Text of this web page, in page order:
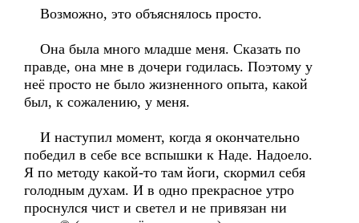
Возможно, это объяснялось просто.
Она была много младше меня. Сказать по
правде, она мне в дочери годилась. Поэтому у
неё просто не было жизненного опыта, какой
был, к сожалению, у меня.
И наступил момент, когда я окончательно
победил в себе все вспышки к Наде. Надоело.
Я по методу какой-то там йоги, скормил себя
голодным духам. И в одно прекрасное утро
проснулся чист и светел и не привязан ни